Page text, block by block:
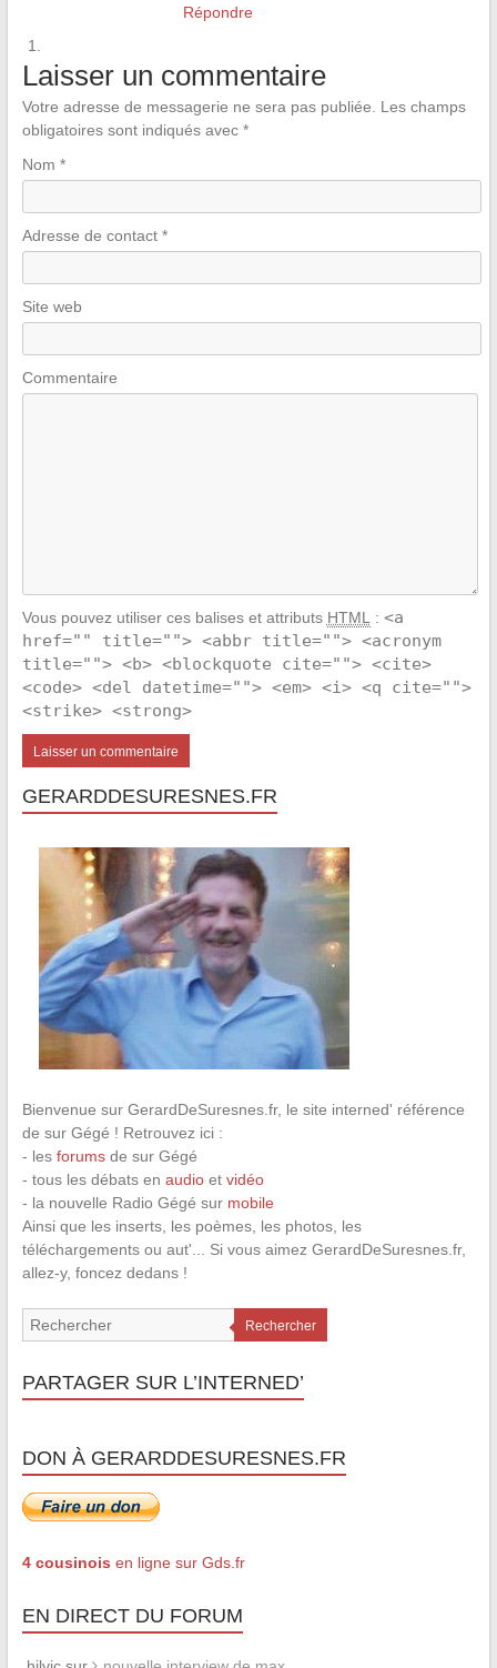
Répondre
Laisser un commentaire
Votre adresse de messagerie ne sera pas publiée.
Les champs
obligatoires sont indiqués avec *
Nom *
Adresse de contact *
Site web
Commentaire
Vous pouvez utiliser ces balises et attributs HTML : <a
href="" title=""> <abbr title=""> <acronym
title=""> <b> <blockquote cite=""> <cite>
<code> <del datetime=""> <em> <i> <q cite="">
<strike> <strong>
GERARDDESURESNES.FR
Bienvenue sur GerardDeSuresnes.fr, le site interned' référence
de sur Gégé ! Retrouvez ici :
- les forumsde sur Gégé
- tous les débats en audioet vidéo
- la nouvelle Radio Gégé sur mobile
Ainsi que les inserts, les poèmes, les photos, les
téléchargements ou aut'... Si vous aimez GerardDeSuresnes.fr,
allez-y, foncez dedans !
Rechercher
PARTAGER SUR L’INTERNED’
DON À GERARDDESURESNES.FR
4 cousinois en ligne sur Gds.fr
EN DIRECT DU FORUM